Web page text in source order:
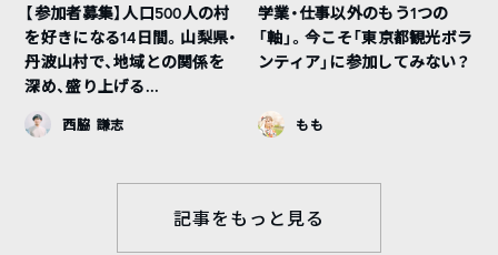
【参加者募集】人口500人の村
を好きになる14日間。山梨県・
丹波山村で、地域との関係を
深め、盛り上げる...
西脇 謙志
学業・仕事以外のもう1つの
「軸」。今こそ「東京都観光ボラ
ンティア」に参加してみない？
もも
記事をもっと見る